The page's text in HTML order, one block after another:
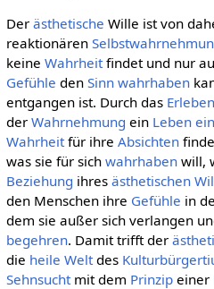
Der ästhetische Wille ist von
reaktionären
keine Wahrheitfindet und nur
Gefühle den Sinn wahrhaben
entgangen ist. Durch das Erleben
der Wahrnehmung ein Leben
Wahrheitfür ihre Absichten
was sie für sich wahrhabenwill,
Beziehung ihres ästhetischen
den Menschen ihre Gefühle in
dem sie außer sich verlangen
begehren. Damit trifft der
die heile Weltdes
Sehnsuchtmit dem Prinzipeiner